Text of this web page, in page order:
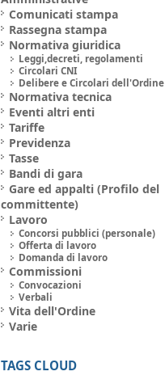
Comunicati stampa
Rassegna stampa
Normativa giuridica
Leggi,decreti, regolamenti
Circolari CNI
Delibere e Circolari dell'Ordine
Normativa tecnica
Eventi altri enti
Tariffe
Previdenza
Tasse
Bandi di gara
Gare ed appalti (Profilo del
committente)
Lavoro
Concorsi pubblici (personale)
Offerta di lavoro
Domanda di lavoro
Commissioni
Convocazioni
Verbali
Vita dell'Ordine
Varie
TAGS CLOUD